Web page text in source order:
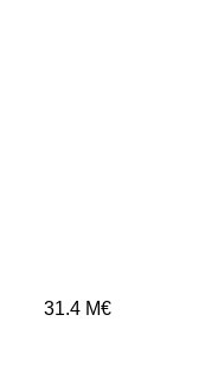
31.4 M€